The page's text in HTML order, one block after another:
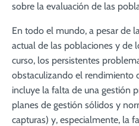
sobre la evaluación de las
En todo el mundo, a pesar de
actual de las poblaciones y de
curso, los persistentes
obstaculizando el rendimiento
incluye la falta de una gestión
planes de gestión sólidos y
capturas) y, especialmente, la